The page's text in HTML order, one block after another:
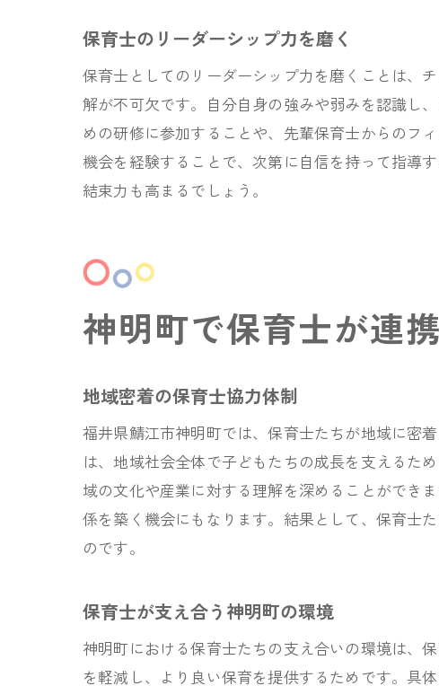
保育士のリーダーシップ力を磨く
保育士としてのリーダーシップ力を磨くことは、
解が不可欠です。自分自身の強みや弱みを認識し
めの研修に参加することや、先輩保育士からのフ
機会を経験することで、次第に自信を持って指導
結束力も高まるでしょう。
神明町で保育士が連
地域密着の保育士協力体制
福井県鯖江市神明町では、保育士たちが地域に密
は、地域社会全体で子どもたちの成長を支えるた
域の文化や産業に対する理解を深めることができ
係を築く機会にもなります。結果として、保育士
のです。
保育士が支え合う神明町の環境
神明町における保育士たちの支え合いの環境は、
を軽減し、より良い保育を提供するためです。具